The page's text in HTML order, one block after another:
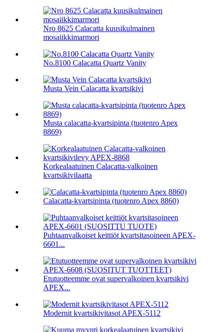
Nro 8625 Calacatta kuusikulmainen
mosaiikkimarmori
No.8100 Calacatta Quartz Vanity
Musta Vein Calacatta kvartsikivi
Musta calacatta-kvartsipinta (tuotenro Apex
8869)
Korkealaatuinen Calacatta-valkoinen
kvartsikivilaatta
Calacatta-kvartsipinta (tuotenro Apex 8860)
Puhtaanvalkoiset keittiöt kvartsitasoineen APEX-
6601...
Etutuotteemme ovat supervalkoinen kvartsikivi
APEX...
Modernit kvartsikivitasot APEX-5112